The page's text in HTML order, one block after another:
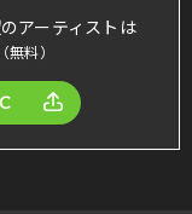
アーティストは
（無料）